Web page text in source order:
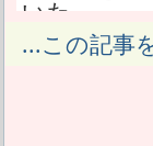
ってる。
その空気
になるか
で運命の19
☆4狙いつ
ってたから
得した。
いた。
このたび
停止になっ
...この記事